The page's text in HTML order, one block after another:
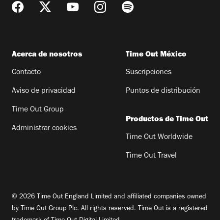
Acerca de nosotros
Contacto
Aviso de privacidad
Time Out Group
Administrar cookies
Time Out México
Suscripciones
Puntos de distribución
Productos de Time Out
Time Out Worldwide
Time Out Travel
© 2026 Time Out England Limited and affiliated companies owned
by Time Out Group Plc. All rights reserved. Time Out is a registered